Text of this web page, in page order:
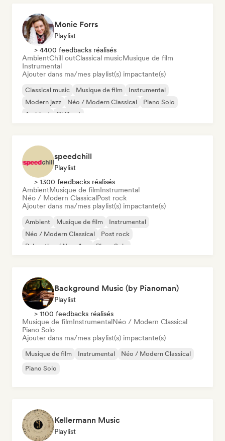
Monie Forrs
Playlist
> 4400 feedbacks réalisés
AmbientChill outClassical musicMusique de film
Instrumental
Ajouter dans ma/mes playlist(s) impactante(s)
Classical music Musique de film
Instrumental
Modern jazz
Néo / Modern Classical
Piano Solo
Ambient
Chill out
speedchill
Playlist
> 1300 feedbacks réalisés
AmbientMusique de filmInstrumental
Néo / Modern ClassicalPost rock
Ajouter dans ma/mes playlist(s) impactante(s)
Ambient Musique de film
Instrumental
Néo / Modern Classical
Post rock
Relaxation / New Age
Piano Solo
Background Music (by Pianoman)
Playlist
> 1100 feedbacks réalisés
Musique de filmInstrumentalNéo / Modern Classical
Piano Solo
Ajouter dans ma/mes playlist(s) impactante(s)
Musique de film Instrumental
Néo / Modern Classical
Piano Solo
Kellermann Music
Playlist